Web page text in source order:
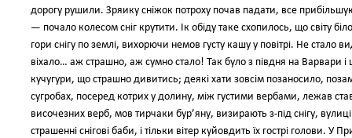
дорогу рушили. Зряику сніжок потроху почав падати, все
— почало колесом сніг крутити. Ік обіду таке схопилось, що світу
гори снігу по землі, вихорючи немов густу кашу у повітрі. Не стало
віхало… аж страшно, аж сумно стало! Так було з півдня на Варвари
кучугури, що страшно дивитись; деякі хати зовсім позаносило,
сугробах, посеред котрих у долину, між густими вербами, лежав
височезних верб, мов тирчаки бур’яну, визирають з-під снігу,
страшенні снігові баби, і тільки вітер куйовдить їх гострі голови.